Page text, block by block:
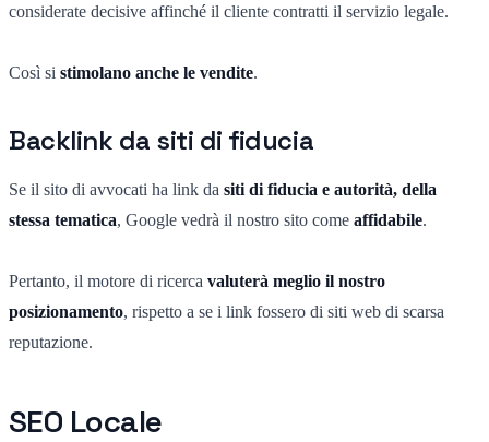
considerate decisive affinché il cliente contratti il servizio legale.
Così si stimolano anche le vendite.
Backlink da siti di fiducia
Se il sito di avvocati ha link da siti di fiducia e autorità, della
stessa tematica, Google vedrà il nostro sito come affidabile.
Pertanto, il motore di ricerca valuterà meglio il nostro
posizionamento, rispetto a se i link fossero di siti web di scarsa
reputazione.
SEO Locale